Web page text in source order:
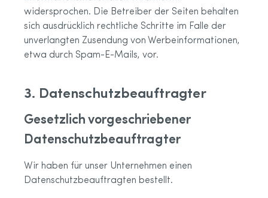
widersprochen. Die Betreiber der Seiten behalten
sich ausdrücklich rechtliche Schritte im Falle der
unverlangten Zusendung von Werbeinformationen,
etwa durch Spam-E-Mails, vor.
3. Datenschutzbeauftragter
Gesetzlich vorgeschriebener
Datenschutzbeauftragter
Wir haben für unser Unternehmen einen
Datenschutzbeauftragten bestellt.